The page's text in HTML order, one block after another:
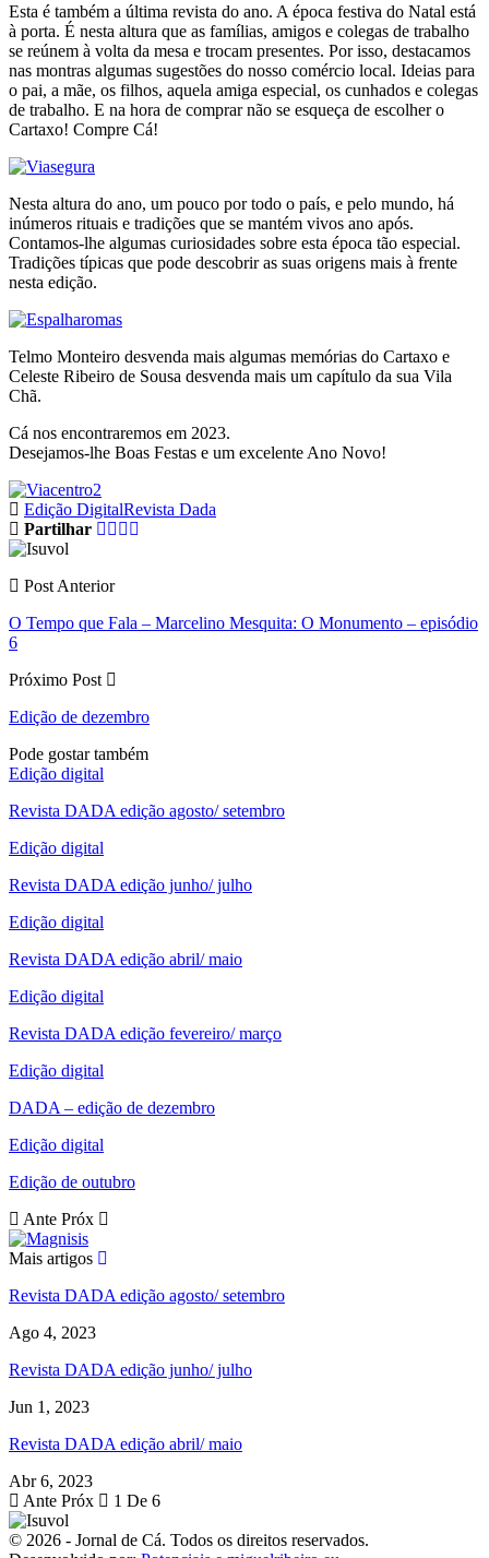
Esta é também a última revista do ano. A época festiva do Natal está
à porta. É nesta altura que as famílias, amigos e colegas de trabalho
se reúnem à volta da mesa e trocam presentes. Por isso, destacamos
nas montras algumas sugestões do nosso comércio local. Ideias para
o pai, a mãe, os filhos, aquela amiga especial, os cunhados e colegas
de trabalho. E na hora de comprar não se esqueça de escolher o
Cartaxo! Compre Cá!
Nesta altura do ano, um pouco por todo o país, e pelo mundo, há
inúmeros rituais e tradições que se mantém vivos ano após.
Contamos-lhe algumas curiosidades sobre esta época tão especial.
Tradições típicas que pode descobrir as suas origens mais à frente
nesta edição.
Telmo Monteiro desvenda mais algumas memórias do Cartaxo e
Celeste Ribeiro de Sousa desvenda mais um capítulo da sua Vila
Chã.
Cá nos encontraremos em 2023.
Desejamos-lhe Boas Festas e um excelente Ano Novo!
Edição DigitalRevista Dada
Partilhar
Post Anterior
O Tempo que Fala – Marcelino Mesquita: O Monumento – episódio
6
Próximo Post
Edição de dezembro
Pode gostar também
Edição digital
Revista DADA edição agosto/ setembro
Edição digital
Revista DADA edição junho/ julho
Edição digital
Revista DADA edição abril/ maio
Edição digital
Revista DADA edição fevereiro/ março
Edição digital
DADA – edição de dezembro
Edição digital
Edição de outubro
Ante Próx
Mais artigos
Revista DADA edição agosto/ setembro
Ago 4, 2023
Revista DADA edição junho/ julho
Jun 1, 2023
Revista DADA edição abril/ maio
Abr 6, 2023
Ante Próx 1 De 6
© 2026 - Jornal de Cá. Todos os direitos reservados.